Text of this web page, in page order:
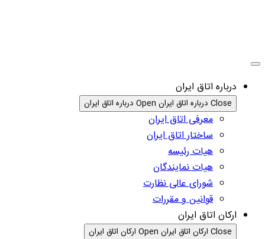
درباره اتاق ایران
Close درباره اتاق ایران Open درباره اتاق ایران
معرفی اتاق ایران
ساختار اتاق ایران
هیات رئیسه
هیات نمایندگان
شورای عالی نظارت
قوانین و مقررات
ارکان اتاق ایران
Close ارکان اتاق ایران Open ارکان اتاق ایران